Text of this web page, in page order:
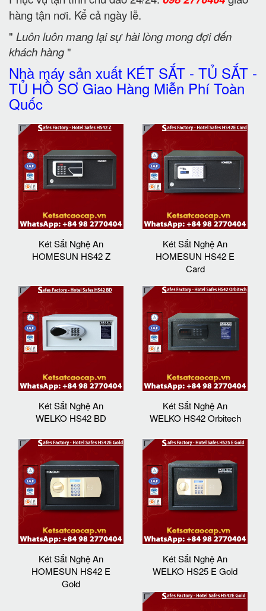
hàng tận nơi. Kể cả ngày lễ.
" Luôn luôn mang lại sự hài lòng mong đợi đến
khách hàng"
Nhà máy sản xuất KÉT SẮT - TỦ SẮT -
TỦ HỒ SƠ Giao Hàng Miễn Phí Toàn
Quốc
Két Sắt Nghệ An
HOMESUN HS42 Z
Két Sắt Nghệ An
HOMESUN HS42 E
Card
Két Sắt Nghệ An
WELKO HS42 BD
Két Sắt Nghệ An
WELKO HS42 Orbitech
Két Sắt Nghệ An
HOMESUN HS42 E
Gold
Két Sắt Nghệ An
WELKO HS25 E Gold